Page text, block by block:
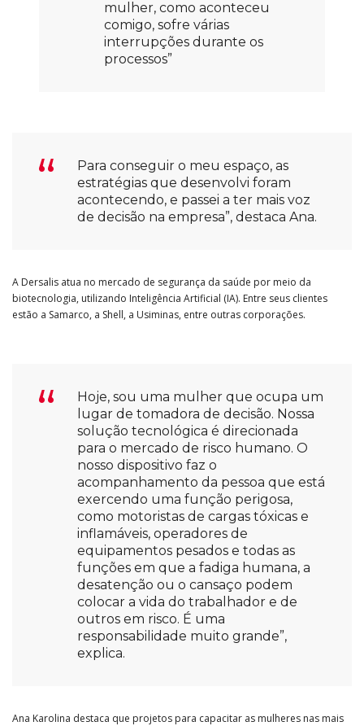
mulher, como aconteceu
comigo, sofre várias
interrupções durante os
processos”
Para conseguir o meu espaço, as
estratégias que desenvolvi foram
acontecendo, e passei a ter mais voz
de decisão na empresa”, destaca Ana.
A Dersalis atua no mercado de segurança da saúde por meio da
biotecnologia, utilizando Inteligência Artificial (IA). Entre seus clientes
estão a Samarco, a Shell, a Usiminas, entre outras corporações.
Hoje, sou uma mulher que ocupa um
lugar de tomadora de decisão. Nossa
solução tecnológica é direcionada
para o mercado de risco humano. O
nosso dispositivo faz o
acompanhamento da pessoa que está
exercendo uma função perigosa,
como motoristas de cargas tóxicas e
inflamáveis, operadores de
equipamentos pesados e todas as
funções em que a fadiga humana, a
desatenção ou o cansaço podem
colocar a vida do trabalhador e de
outros em risco. É uma
responsabilidade muito grande”,
explica.
Ana Karolina destaca que projetos para capacitar as mulheres nas mais